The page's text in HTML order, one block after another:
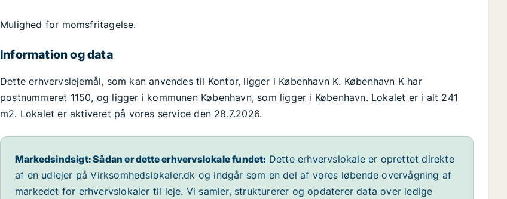
Mulighed for momsfritagelse.
Information og data
Dette erhvervslejemål, som kan anvendes til Kontor, ligger i København K. København K har
postnummeret 1150, og ligger i kommunen København, som ligger i København. Lokalet er i alt 241
m2. Lokalet er aktiveret på vores service den 28.7.2026.
Markedsindsigt: Sådan er dette erhvervslokale fundet: Dette erhvervslokale er oprettet direkte
af en udlejer på Virksomhedslokaler.dk og indgår som en del af vores løbende overvågning af
markedet for erhvervslokaler til leje. Vi samler, strukturerer og opdaterer data over ledige